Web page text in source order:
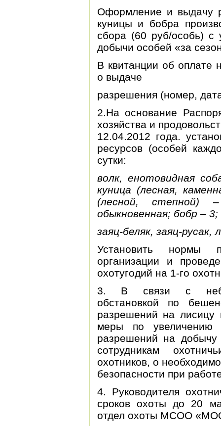
Оформление и выдачу
куницы и бобра
сбора (60 руб/особь) с
добычи особей «за
В квитанции об оплате
о выдаче
разрешения (номер,
2.На основание
хозяйства и
12.04.2012 года.
ресурсов (особей
сутки:
волк, енотовидная
куница (лесная,
(лесной, степной)
обыкновенная; бобр – 3;
заяц-беляк, заяц-русак,
Установить нормы
организации и
охотугодий на 1-го
3. В связи с
обстановкой по
разрешений на лисицу
меры по
разрешений на добычу
сотрудникам
охотников, о
безопасности при
4. Руководителя
сроков охоты до 20
отдел охоты МСОО